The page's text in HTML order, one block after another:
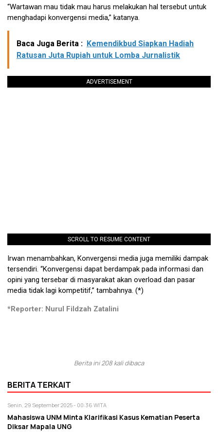
“Wartawan mau tidak mau harus melakukan hal tersebut untuk
menghadapi konvergensi media,” katanya.
Baca Juga Berita : Kemendikbud Siapkan Hadiah
Ratusan Juta Rupiah untuk Lomba Jurnalistik
ADVERTISEMENT
SCROLL TO RESUME CONTENT
Irwan menambahkan, Konvergensi media juga memiliki dampak
tersendiri. “Konvergensi dapat berdampak pada informasi dan
opini yang tersebar di masyarakat akan overload dan pasar
media tidak lagi kompetitif,” tambahnya. (*)
*Reporter: Nurul Fildzah Zatalini
Berita ini 208 kali dibaca
BERITA TERKAIT
Senin, 29 September 2025 - 00:36 WITA
Mahasiswa UNM Minta Klarifikasi Kasus Kematian Peserta
Diksar Mapala UNG